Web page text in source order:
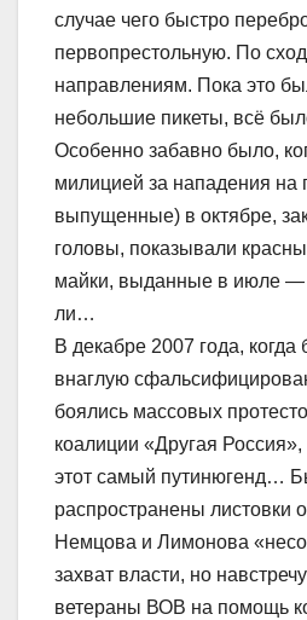
случае чего быстро
первопрестольную. По
направлениям. Пока это
небольшие пикеты, всё
Особенно забавно было,
милицией за нападения на
выпущенные) в октябре,
головы, показывали
майки, выданные в июле —
ли…
В декабре 2007 года,
внаглую
боялись массовых
коалиции «Другая
этот самый путинюгенд…
распространены листовки
Немцова и Лимонова
захват власти, но
ветераны ВОВ на помощь